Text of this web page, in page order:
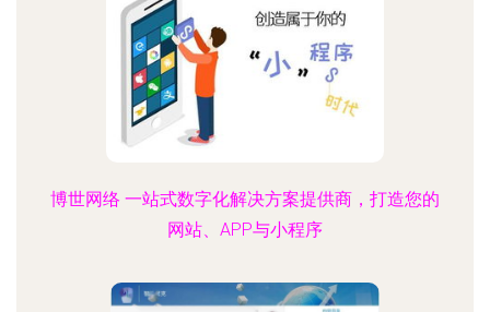
博世网络 一站式数字化解决方案提供商，打造您的
网站、APP与小程序